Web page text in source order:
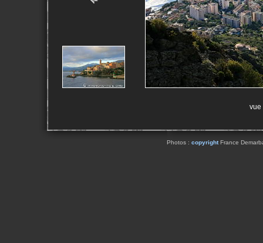
vue
Photos : copyrightFrance